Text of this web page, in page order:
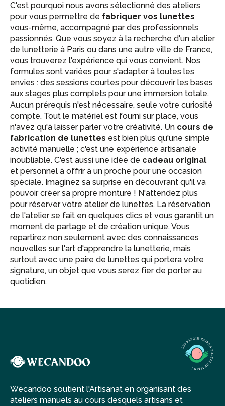
C'est pourquoi nous avons sélectionné des ateliers
pour vous permettre de fabriquer vos lunettes
vous-même, accompagné par des professionnels
passionnés. Que vous soyez à la recherche d'un atelier
de lunetterie à Paris ou dans une autre ville de France,
vous trouverez l'expérience qui vous convient. Nos
formules sont variées pour s'adapter à toutes les
envies : des sessions courtes pour découvrir les bases
aux stages plus complets pour une immersion totale.
Aucun prérequis n'est nécessaire, seule votre curiosité
compte. Tout le matériel est fourni sur place, vous
n'avez qu'à laisser parler votre créativité. Un cours de
fabrication de lunettes est bien plus qu'une simple
activité manuelle ; c'est une expérience artisanale
inoubliable. C'est aussi une idée de cadeau original
et personnel à offrir à un proche pour une occasion
spéciale. Imaginez sa surprise en découvrant qu'il va
pouvoir créer sa propre monture ! N'attendez plus
pour réserver votre atelier de lunettes. La réservation
de l'atelier se fait en quelques clics et vous garantit un
moment de partage et de création unique. Vous
repartirez non seulement avec des connaissances
nouvelles sur l'art d'apprendre la lunetterie, mais
surtout avec une paire de lunettes qui portera votre
signature, un objet que vous serez fier de porter au
quotidien.
Wecandoo soutient l'Artisanat en organisant des
ateliers manuels au cours desquels artisans et